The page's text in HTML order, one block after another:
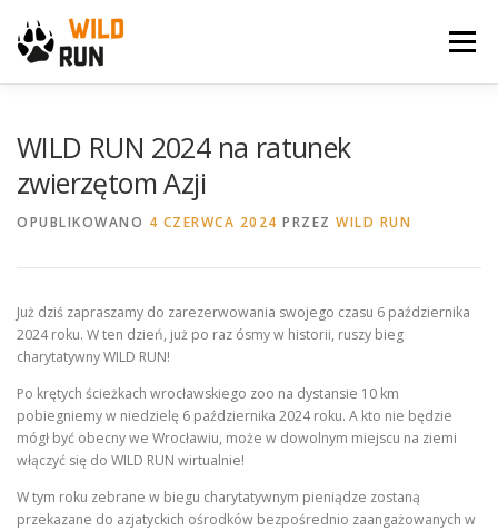
treści
Menu
WILD RUN 2024 na ratunek
zwierzętom Azji
OPUBLIKOWANO 4 CZERWCA 2024 PRZEZ WILD RUN
Już dziś zapraszamy do zarezerwowania swojego czasu 6 października
2024 roku. W ten dzień, już po raz ósmy w historii, ruszy bieg
charytatywny WILD RUN!
Po krętych ścieżkach wrocławskiego zoo na dystansie 10 km
pobiegniemy w niedzielę 6 października 2024 roku. A kto nie będzie
mógł być obecny we Wrocławiu, może w dowolnym miejscu na ziemi
włączyć się do WILD RUN wirtualnie!
W tym roku zebrane w biegu charytatywnym pieniądze zostaną
przekazane do azjatyckich ośrodków bezpośrednio zaangażowanych w